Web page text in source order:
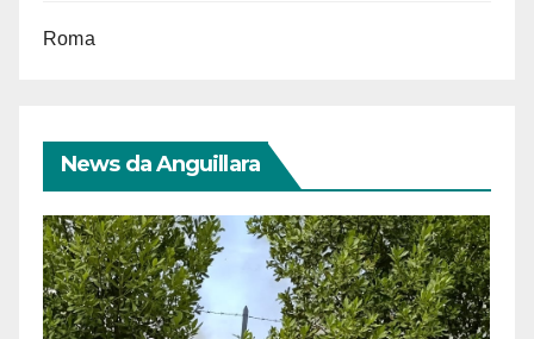
Roma
News da Anguillara